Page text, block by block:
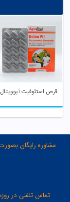
قرص استئوفیت آپوویتال